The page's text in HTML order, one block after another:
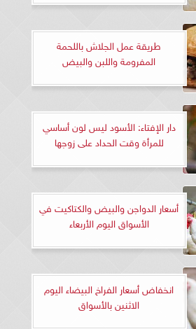
طريقة عمل الجلاش باللحمة
المفرومة واللبن والبيض
دار الإفتاء: الأسود ليس لون أساسي
للمرأة وقت الحداد على زوجها
أسعار الدواجن والبيض والكتاكيت في
الأسواق اليوم الأربعاء
انخفاض أسعار الفراخ البيضاء اليوم
الاثنين بالأسواق